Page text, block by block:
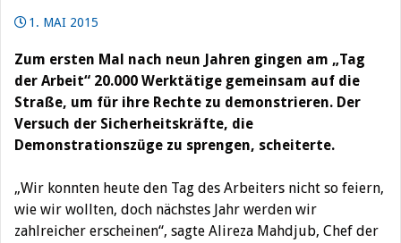
1. MAI 2015
Zum ersten Mal nach neun Jahren gingen am „Tag
der Arbeit“ 20.000 Werktätige gemeinsam auf die
Straße, um für ihre Rechte zu demonstrieren. Der
Versuch der Sicherheitskräfte, die
Demonstrationszüge zu sprengen, scheiterte.
„Wir konnten heute den Tag des Arbeiters nicht so feiern,
wie wir wollten, doch nächstes Jahr werden wir
zahlreicher erscheinen“, sagte Alireza Mahdjub, Chef der